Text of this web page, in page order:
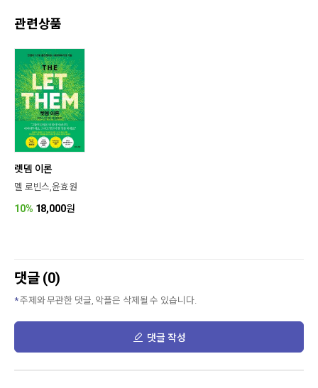
관련상품
렛뎀 이론
멜 로빈스,윤효원
10% 18,000원
댓글 (0)
주제와 무관한 댓글, 악플은 삭제될 수 있습니다.
댓글 작성